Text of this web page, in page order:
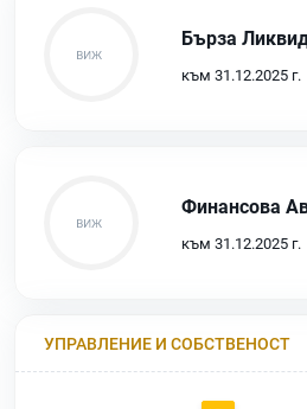
Бърза
към 31.12.2025 г.
Финансова
към 31.12.2025 г.
УПРАВЛЕНИЕ И СОБСТВЕНОСТ